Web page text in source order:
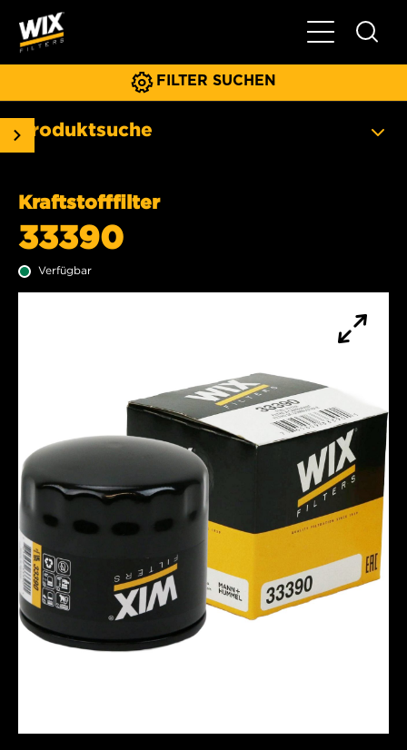
FILTER SUCHEN
Produktsuche
Kraftstofffilter
33390
Verfügbar